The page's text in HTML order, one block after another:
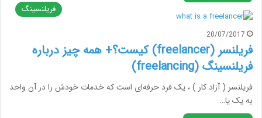
فریلنسینگ
20/07/2017
فریلنسر (freelancer) کیست؟+ همه چیز درباره
فریلنسینگ (freelancing)
فریلنسر ( آزاد کار ) ، یک فرد حرفه‌ای است که خدمات خودش را در آن واحد
به یک یا…